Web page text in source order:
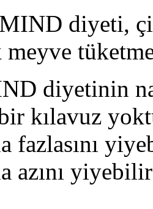
diyeti,
meyve
diyetinin
kılavuz
fazlasını
azını